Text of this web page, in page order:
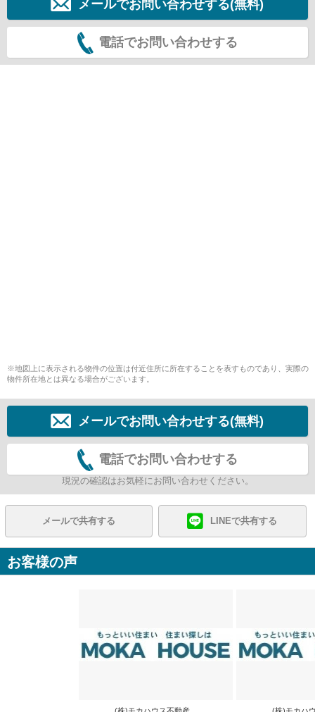
メールでお問い合わせする(無料)
電話でお問い合わせする
※地図上に表示される物件の位置は付近住所に所在することを表すものであり、実際の
物件所在地とは異なる場合がございます。
メールでお問い合わせする(無料)
電話でお問い合わせする
現況の確認はお気軽にお問い合わせください。
メールで共有する LINEで共有する
お客様の声